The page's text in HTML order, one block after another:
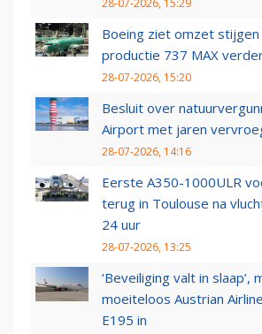
28-07-2026, 15:29
Boeing ziet omzet
productie 737 MAX
28-07-2026, 15:20
Besluit over
Airport met jaren
28-07-2026, 14:16
Eerste A350-1000ULR
terug in Toulouse na
24 uur
28-07-2026, 13:25
‘Beveiliging valt in slaap’,
moeiteloos Austrian
E195 in